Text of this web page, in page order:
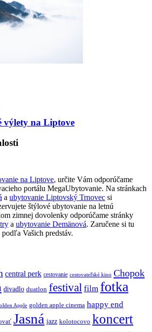
výlety na Liptove
na Liptove, určite Vám odporúčame
portálu MegaUbytovanie. Na stránkach
a ubytovanie Liptovský Trnovec si
štýlové ubytovanie na letnú
zimnej dovolenky odporúčame stránky
a ubytovanie Demänová. Zaručene si tu
Vašich predstáv.
central perk cestovanie cestovateľské kino Chopok
divadlo duatlon festival film fotka
Apple golden apple cinema happy end
Jasná jazz kolotocovo koncert